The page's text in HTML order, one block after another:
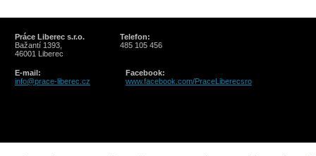
Práce Liberec s.r.o.
Bažantí 1393,
46001 Liberec
Telefon:
485 105 456
E-mail:
info@prace-liberec.cz
Facebook:
www.facebook.com/PraceLiberecsro